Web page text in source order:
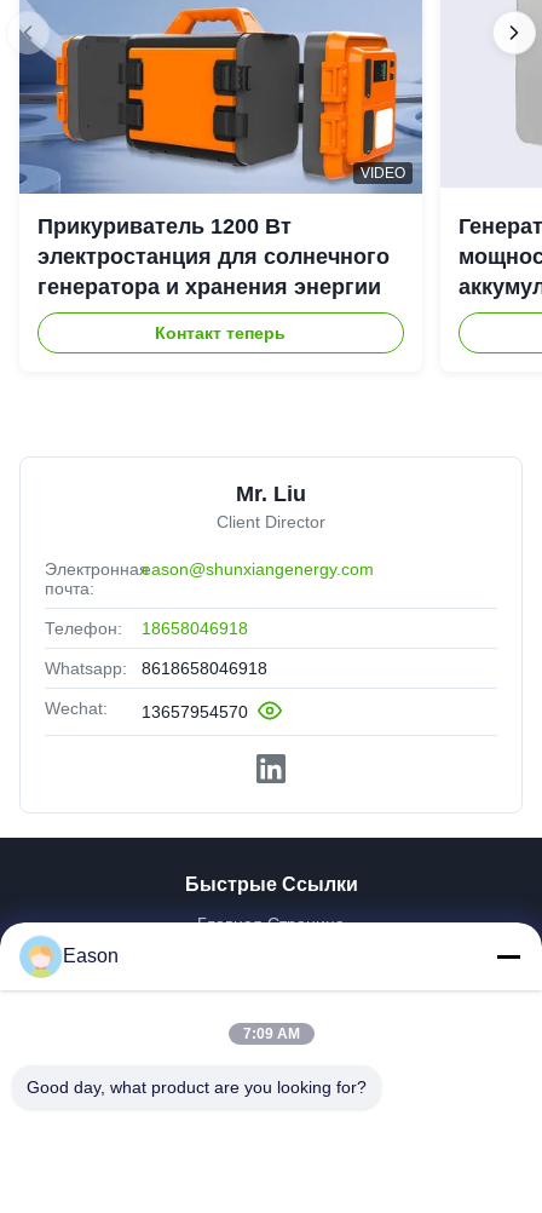
VIDEO
Прикуриватель 1200 Вт
электростанция для солнечного
генератора и хранения энергии
Контакт теперь
Mr. Liu
Client Director
Электронная
почта:
eason@shunxiangenergy.com
Телефон: 18658046918
Whatsapp: 8618658046918
Wechat: 13657954570
Быстрые Ссылки
Главная Страница
Ролики
Наша Фабрика
Контроль Качества
Eason
7:09 AM
Good day, what product are you looking for?